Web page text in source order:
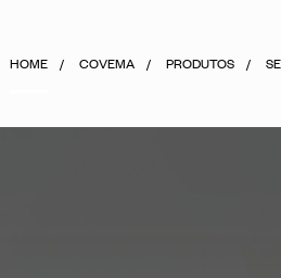
HOME COVEMA PRODUTOS